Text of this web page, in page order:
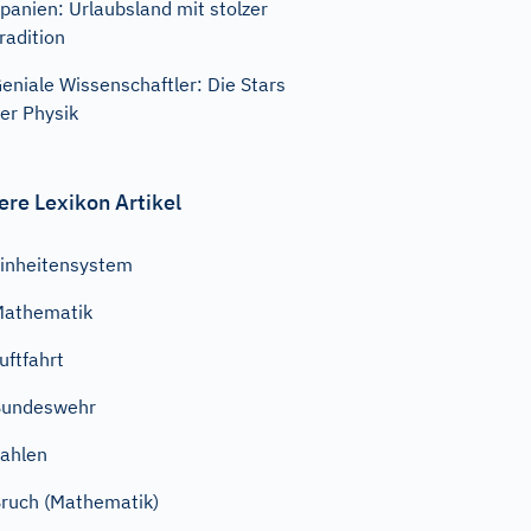
Urlaubsland mit stolzer
Wissenschaftler: Die Stars
Physik
Lexikon Artikel
(Mathematik)